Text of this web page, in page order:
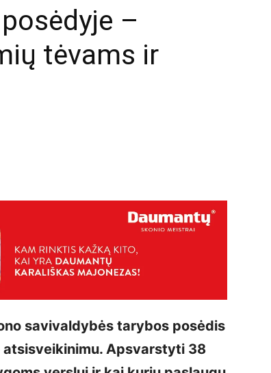
–
tėvams ir
savivaldybės tarybos posėdis
atsisveikinimu. Apsvarstyti 38